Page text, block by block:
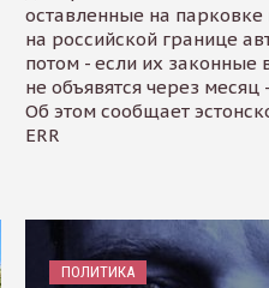
оставленные на
на российской границе
потом - если их законные
не объявятся через месяц
Об этом сообщает
ERR
ПОЛИТИКА